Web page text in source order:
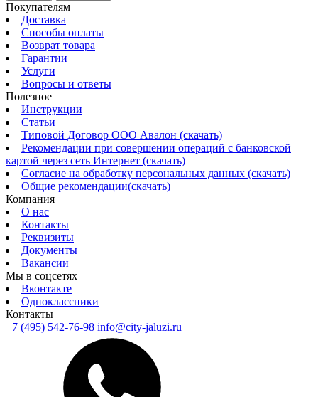
Покупателям
Доставка
Способы оплаты
Возврат товара
Гарантии
Услуги
Вопросы и ответы
Полезное
Инструкции
Статьи
Типовой Договор ООО Авалон (скачать)
Рекомендации при совершении операций с банковской
картой через сеть Интернет (скачать)
Согласие на обработку персональных данных (скачать)
Общие рекомендации(скачать)
Компания
О нас
Контакты
Реквизиты
Документы
Вакансии
Мы в соцсетях
Вконтакте
Одноклассники
Контакты
+7 (495) 542-76-98 info@city-jaluzi.ru